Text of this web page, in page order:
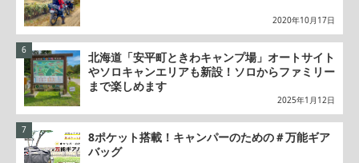
2020年10月17日
北海道「安平町ときわキャンプ場」オートサイト
やソロキャンエリアも新設！ソロからファミリー
まで楽しめます
2025年1月12日
8ポケット搭載！キャンパーのための＃万能ギア
バッグ